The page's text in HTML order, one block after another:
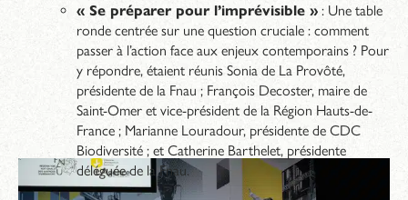
« Se préparer pour l’imprévisible » : Une table
ronde centrée sur une question cruciale : comment
passer à l’action face aux enjeux contemporains ? Pour
y répondre, étaient réunis Sonia de La Provôté,
présidente de la Fnau ; François Decoster, maire de
Saint-Omer et vice-président de la Région Hauts-de-
France ; Marianne Louradour, présidente de CDC
Biodiversité ; et Catherine Barthelet, présidente
déléguée de la Fnau.